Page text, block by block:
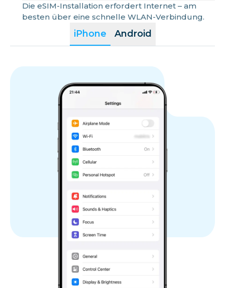
iPhone Android
Die eSIM-Installation erfordert Internet – am
besten über eine schnelle WLAN-Verbindung.